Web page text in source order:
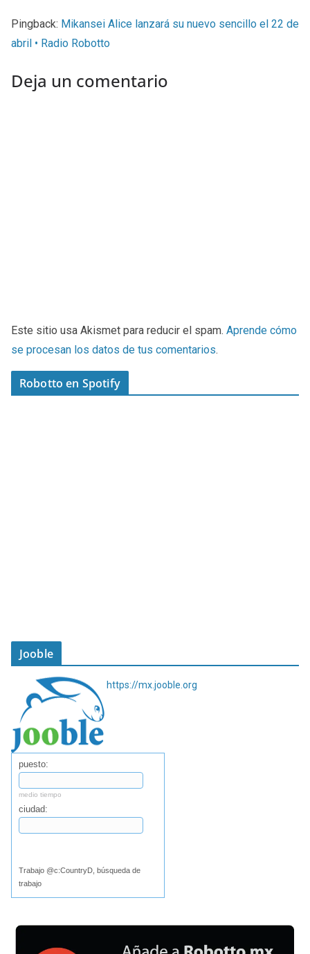
Pingback: Mikansei Alice lanzará su nuevo sencillo el 22 de
abril • Radio Robotto
Deja un comentario
Este sitio usa Akismet para reducir el spam. Aprende cómo
se procesan los datos de tus comentarios.
Robotto en Spotify
Jooble
https://mx.jooble.org
puesto:
medio tiempo
ciudad:
Trabajo @c:CountryD, búsqueda de
trabajo